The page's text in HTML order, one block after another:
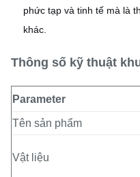
phức tạp và tinh tế mà là
khác.
Thông số kỹ thuật
Parameter
Tên sản phẩm
Vật liệu